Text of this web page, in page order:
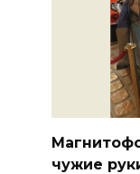
чужие